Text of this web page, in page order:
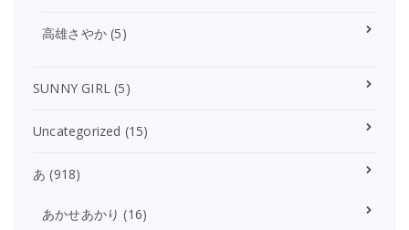
高雄さやか (5)
SUNNY GIRL (5)
Uncategorized (15)
あ (918)
あかせあかり (16)